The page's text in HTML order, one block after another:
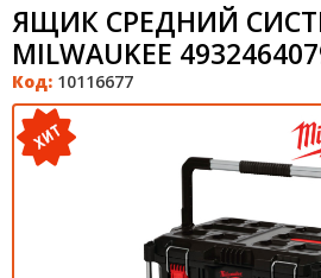
ЯЩИК СРЕДНИЙ
MILWAUKEE
Код: 10116677